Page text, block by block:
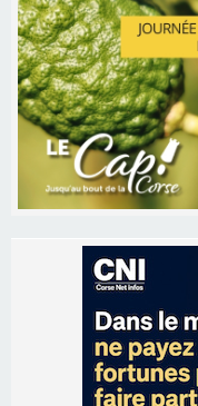
Les brèves
06/08/2026 15:57
Ucciani –